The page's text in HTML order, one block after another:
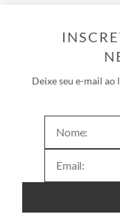
Deixe seu e-mail ao